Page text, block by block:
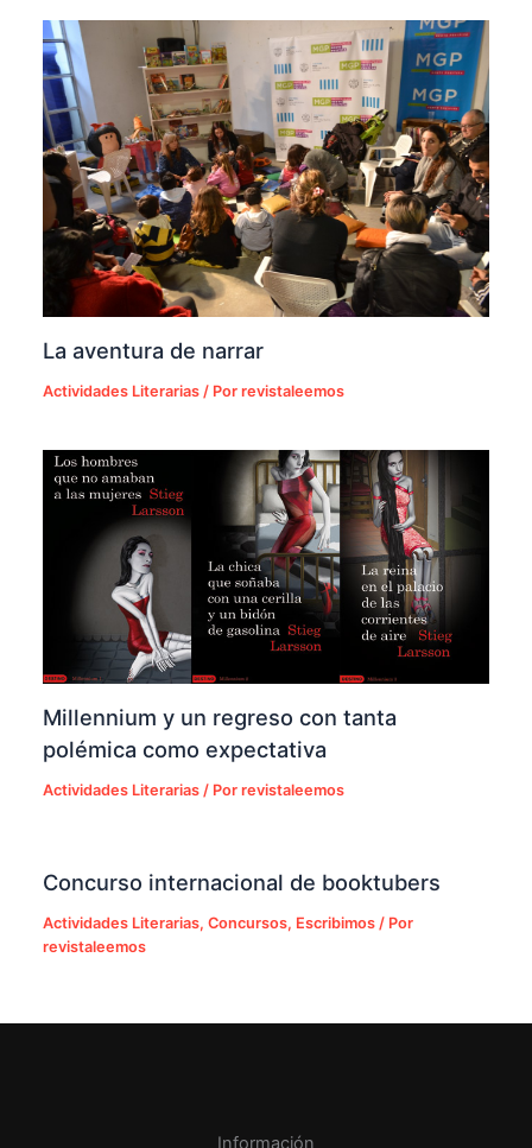
La aventura de narrar
Actividades Literarias / Porrevistaleemos
Millennium y un regreso con tanta
polémica como expectativa
Actividades Literarias / Porrevistaleemos
Concurso internacional de booktubers
Actividades Literarias,Concursos, Escribimos / Por
revistaleemos
Información